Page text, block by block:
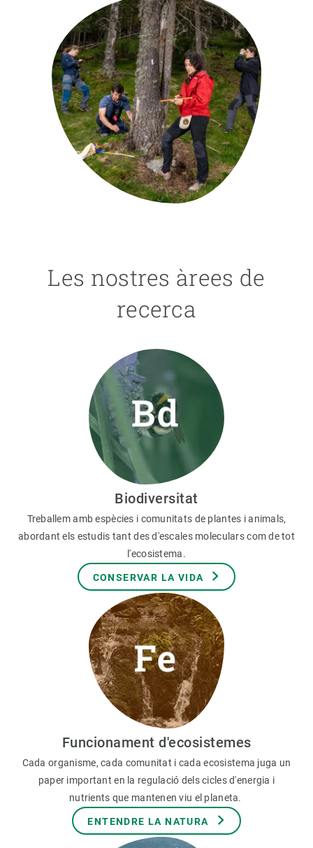
Les nostres àrees de
recerca
Biodiversitat
Treballem amb espècies i comunitats de plantes i animals,
abordant els estudis tant des d'escales moleculars com de tot
l'ecosistema.
CONSERVAR LA VIDA
Funcionament d'ecosistemes
Cada organisme, cada comunitat i cada ecosistema juga un
paper important en la regulació dels cicles d'energia i
nutrients que mantenen viu el planeta.
ENTENDRE LA NATURA
NOTÍCIES I AGENDA